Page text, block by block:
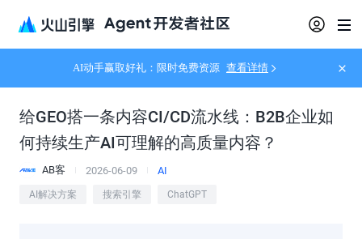
AI动手赢取好礼：限时免费资源 查看详情
给GEO搭一条内容CI/CD流水线：B2B企业如
何持续生产AI可理解的高质量内容？
AB客 2026-06-09 AI
AI解决方案 搜索引擎 ChatGPT